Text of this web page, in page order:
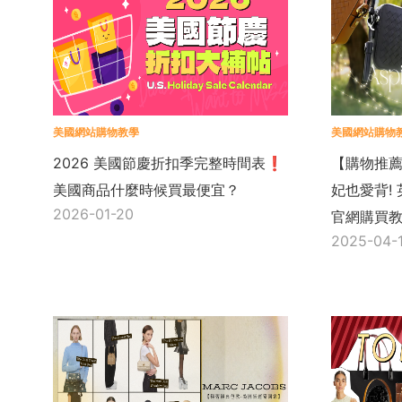
美國網站購物教學
2026 美國節慶折扣季完整時間表❗
美國商品什麼時候買最便宜？
2026-01-20
美國網站購物
【購物推
妃也愛背!
官網購買
2025-04-